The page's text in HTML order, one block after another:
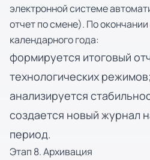
электронной системе
отчет по смене). По
календарного года:
формируется итоговый
технологических режимов;
анализируется
создается новый журнал
период.
Этап 8. Архивация